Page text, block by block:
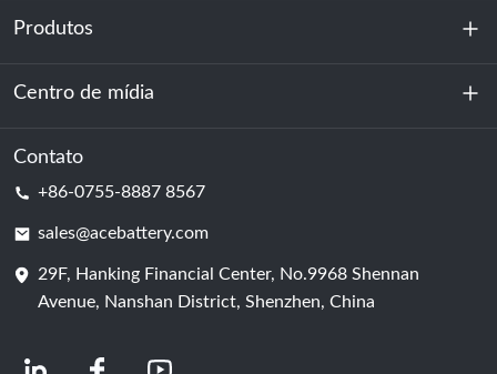
Sobre nós
Sustentabilidade
Produtos
Armazenamento de energia
Centro de dados e sala de servidores
Célula de bateria
Centro de mídia
Notícias
Contato
+86-0755-8887 8567
sales@acebattery.com
29F, Hanking Financial Center, No.9968 Shennan
Avenue, Nanshan District, Shenzhen, China